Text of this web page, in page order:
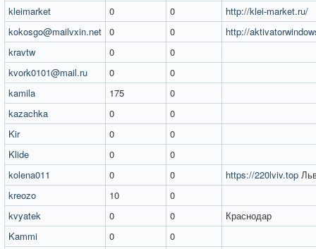
kleimarket
0 0
http://klei-market.ru/
kokosgo@mailvxin.net 0 0
http://
kravtw
0
0
kvork0101@mail.ru
0
0
kamila
175
0
kazachka
0
0
Kir
0
0
Klide
0
0
kolena011
0 0 https://220lviv.top
kreozo
10
0
kvyatek
0 0
Краснодар
Kammi
0
0